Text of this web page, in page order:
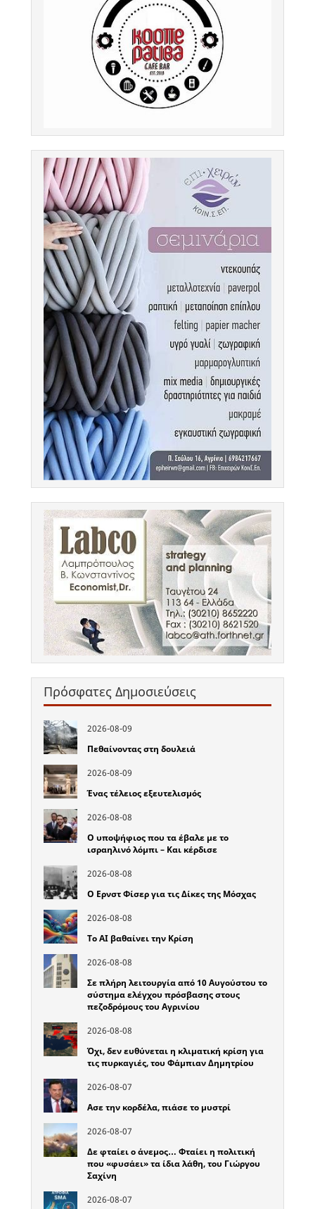
Πρόσφατες Δημοσιεύσεις
2026-08-09
Πεθαίνοντας στη δουλειά
2026-08-09
Ένας τέλειος εξευτελισμός
2026-08-08
Ο υποψήφιος που τα έβαλε με το
ισραηλινό λόμπι – Και κέρδισε
2026-08-08
Ο Ερνστ Φίσερ για τις Δίκες της Μόσχας
2026-08-08
Το ΑΙ βαθαίνει την Κρίση
2026-08-08
Σε πλήρη λειτουργία από 10 Αυγούστου το
σύστημα ελέγχου πρόσβασης στους
πεζοδρόμους του Αγρινίου
2026-08-08
Όχι, δεν ευθύνεται η κλιματική κρίση για
τις πυρκαγιές, του Φάμπιαν Δημητρίου
2026-08-07
Ασε την κορδέλα, πιάσε το μυστρί
2026-08-07
Δε φταίει ο άνεμος… Φταίει η πολιτική
που «φυσάει» τα ίδια λάθη, του Γιώργου
Σαχίνη
2026-08-07